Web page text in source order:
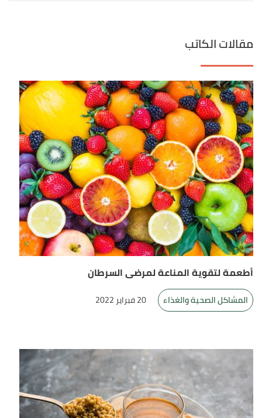
مقالات الكاتب
أطعمة لتقوية المناعة لمرضى السرطان
المشاكل الصحية والغذاء 20 فبراير 2022